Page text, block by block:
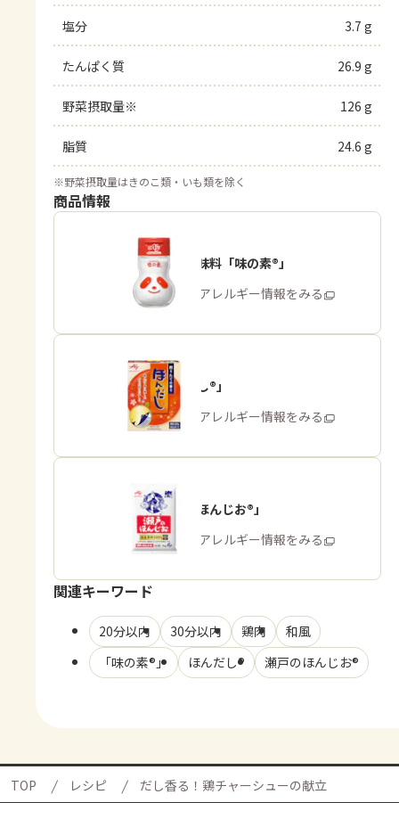
塩分 3.7 g
たんぱく質 26.9 g
野菜摂取量※ 126 g
脂質 24.6 g
※野菜摂取量はきのこ類・いも類を除く
商品情報
うま味調味料「味の素®」
商品・アレルギー情報をみる
「ほんだし®」
商品・アレルギー情報をみる
「瀬戸のほんじお®」
商品・アレルギー情報をみる
関連キーワード
20分以内 30分以内 鶏肉
和風
「味の素®」
ほんだし® 瀬戸のほんじお®
TOP レシピ だし香る！鶏チャーシューの献立